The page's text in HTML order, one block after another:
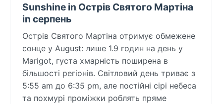
Sunshine in Острів Святого Мартіна
in серпень
Острів Святого Мартіна отримує обмежене
сонце у August: лише 1.9 годин на день у
Marigot, густа хмарність поширена в
більшості регіонів. Світловий день триває з
5:55 am до 6:35 pm, але постійні сірі небеса
та похмурі проміжки роблять пряме